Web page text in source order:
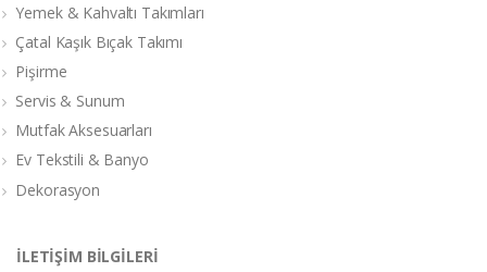
Yemek & Kahvaltı Takımları
Çatal Kaşık Bıçak Takımı
Pişirme
Servis & Sunum
Mutfak Aksesuarları
Ev Tekstili & Banyo
Dekorasyon
İLETİŞİM BİLGİLERİ